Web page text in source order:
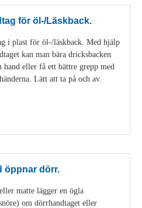
för öl-/Läskback.
i plast för öl-/läskback. Med hjälp
kan man bära dricksbacken
hand eller få ett bättre grepp med
Lätt att ta på och av.
öppnar dörr.
matte lägger en ögla
om dörrhandtaget eller